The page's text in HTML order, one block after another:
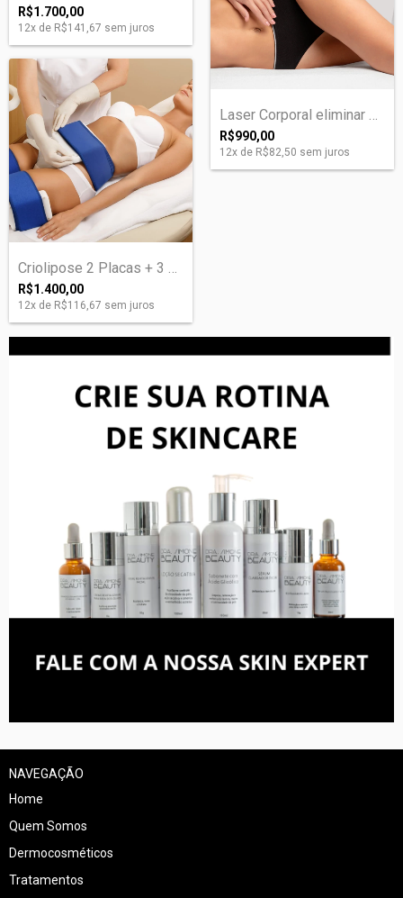
R$1.700,00
12x de R$141,67 sem juros
Criolipose 2 Placas + 3 Sessões Lipocavi...
R$1.400,00
12x de R$116,67 sem juros
Laser Corporal eliminar Estrias ou Cicat...
R$990,00
12x de R$82,50 sem juros
NAVEGAÇÃO
Home
Quem Somos
Dermocosméticos
Tratamentos